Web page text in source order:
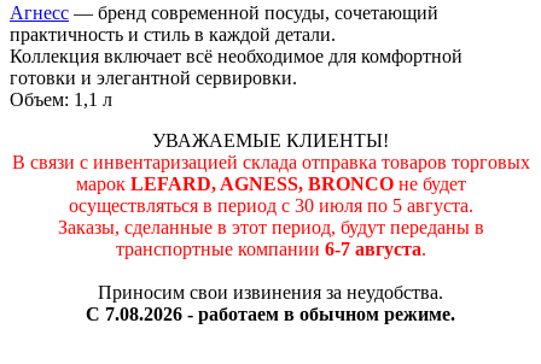
Агнесс — бренд современной посуды, сочетающий
практичность и стиль в каждой детали.
Коллекция включает всё необходимое для комфортной
готовки и элегантной сервировки.
Объем: 1,1 л
УВАЖАЕМЫЕ КЛИЕНТЫ!
В связи с инвентаризацией склада отправка товаров торговых
марок LEFARD, AGNESS, BRONCOне будет
осуществляться в период c 30 июля по 5 августа.
Заказы, сделанные в этот период, будут переданы в
транспортные компании 6-7 августа.
Приносим свои извинения за неудобства.
С 7.08.2026 - работаем в обычном режиме.